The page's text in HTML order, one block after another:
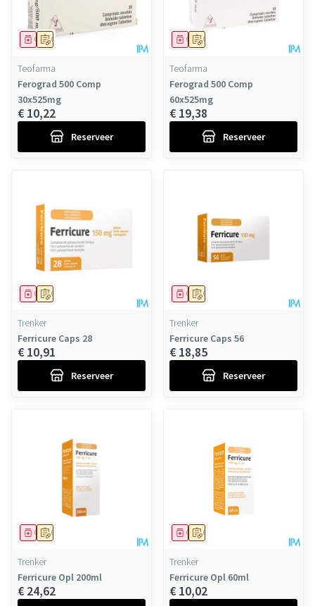
Op voorschrift
Geneesmiddel
Teofarma
Ferograd 500 Comp
30x525mg
€ 10,22
Reserveer
Op voorschrift
Geneesmiddel
Teofarma
Ferograd 500 Comp
60x525mg
€ 19,38
Reserveer
Op voorschrift
Geneesmiddel
Trenker
Ferricure Caps 28
€ 10,91
Reserveer
Op voorschrift
Geneesmiddel
Trenker
Ferricure Caps 56
€ 18,85
Reserveer
Op voorschrift
Geneesmiddel
Trenker
Ferricure Opl 200ml
€ 24,62
Op voorschrift
Geneesmiddel
Trenker
Ferricure Opl 60ml
€ 10,02